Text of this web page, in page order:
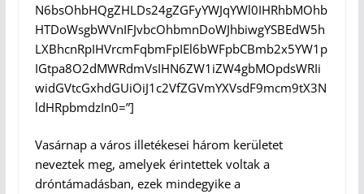
N6bsOhbHQgZHLDs24gZGFyYWJqYWl0IHRhbMOhb
HTDoWsgbWVnIFJvbcOhbmnDoWJhbiwgYSBEdW5h
LXBhcnRpIHVrcmFqbmFpIEl6bWFpbCBmb2x5YW1p
IGtpa8O2dMWRdmVsIHN6ZW1iZW4gbMOpdsWRIi
widGVtcGxhdGUiOiJ1c2VfZGVmYXVsdF9mcm9tX3N
ldHRpbmdzIn0=”]
Vasárnap a város illetékesei három kerületet
neveztek meg, amelyek érintettek voltak a
dróntámadásban, ezek mindegyike a